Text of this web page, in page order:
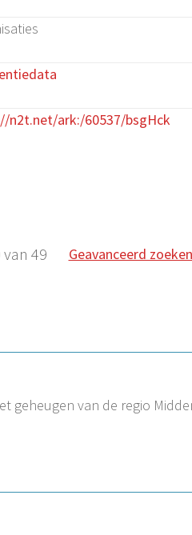
n2t.net/ark:/60537/bsgHck
van 49 Geavanceerd zoeken
geheugen van de regio